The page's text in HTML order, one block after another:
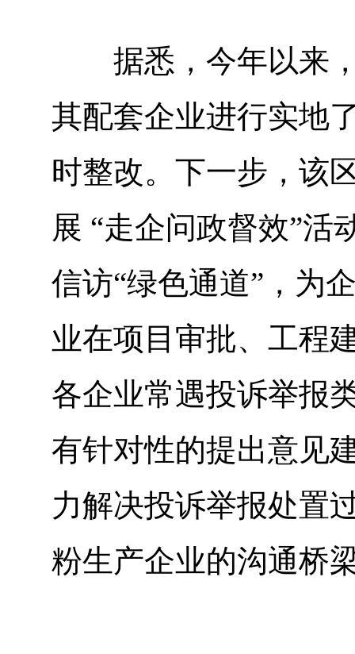
据悉，今年以来，
其配套企业进行实地
时整改。下一步，该
展 “走企问政督效”活
信访“绿色通道”，为
业在项目审批、工程
各企业常遇投诉举报
有针对性的提出意见
力解决投诉举报处置
粉生产企业的沟通桥